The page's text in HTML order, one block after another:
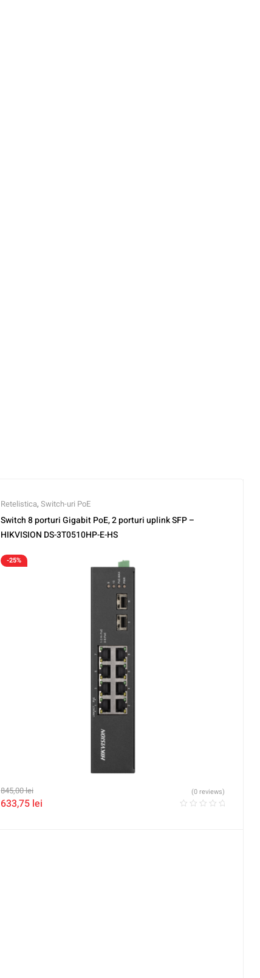
Retelistica, Switch-uri PoE
Switch 8 porturi Gigabit PoE, 2 porturi uplink SFP –
HIKVISION DS-3T0510HP-E-HS
-25%
845,00lei
633,75 lei
(0 reviews)